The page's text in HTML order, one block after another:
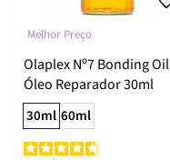
Melhor Preço
Olaplex Nº7 Bonding Oil
Óleo Reparador 30ml
30ml 60ml